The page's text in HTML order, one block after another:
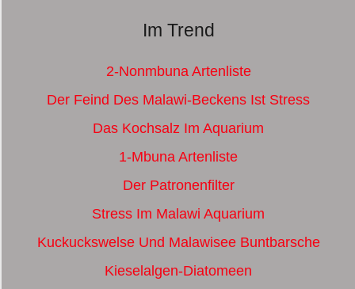
Im Trend
2-Nonmbuna Artenliste
Der Feind Des Malawi-Beckens Ist Stress
Das Kochsalz Im Aquarium
1-Mbuna Artenliste
Der Patronenfilter
Stress Im Malawi Aquarium
Kuckuckswelse Und Malawisee Buntbarsche
Kieselalgen-Diatomeen